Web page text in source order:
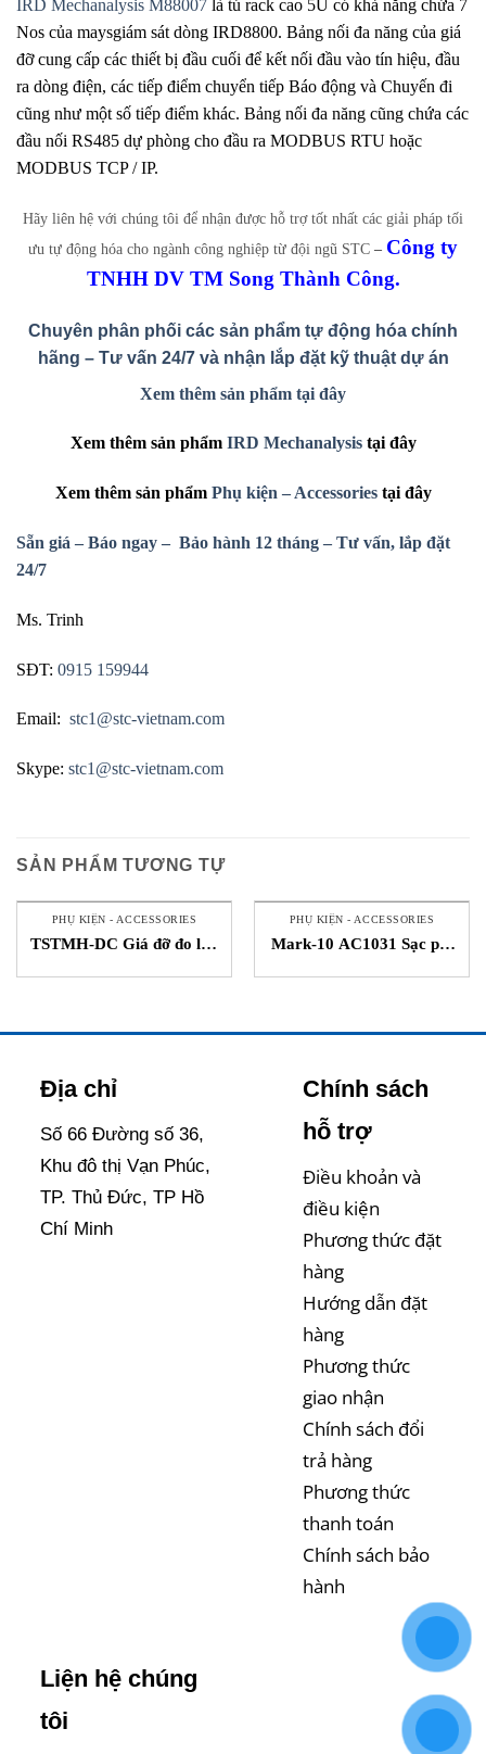
IRD Mechanalysis M88007 là tủ rack cao 5U có khả năng chứa 7
Nos của maysgiám sát dòng IRD8800. Bảng nối đa năng của giá
đỡ cung cấp các thiết bị đầu cuối để kết nối đầu vào tín hiệu, đầu
ra dòng điện, các tiếp điểm chuyển tiếp Báo động và Chuyến đi
cũng như một số tiếp điểm khác. Bảng nối đa năng cũng chứa các
đầu nối RS485 dự phòng cho đầu ra MODBUS RTU hoặc
MODBUS TCP / IP.
Hãy liên hệ với chúng tôi để nhận được hỗ trợ tốt nhất các giải pháp tối
ưu tự động hóa cho ngành công nghiệp từ đội ngũ STC – Công ty
TNHH DV TM Song Thành Công.
Chuyên phân phối các sản phẩm tự động hóa chính
hãng – Tư vấn 24/7 và nhận lắp đặt kỹ thuật dự án
Xem thêm sản phẩm tại đây
Xemthêm sản phẩm IRD Mechanalysistại đây
Xemthêm sản phẩm Phụ kiện – Accessories tại đây
Sẵn giá – Báo ngay – Bảo hành 12 tháng – Tư vấn, lắp đặt
24/7
Ms. Trinh
SĐT: 0915 159944
Email: stc1@stc-vietnam.com
Skype: stc1@stc-vietnam.com
SẢN PHẨM TƯƠNG TỰ
PHỤ KIỆN - ACCESSORIES
TSTMH-DC Giá đỡ đo lực
PHỤ KIỆN - ACCESSORIES
Mark-10 AC1031 Sạc pin
Địa chỉ
Số 66 Đường số 36,
Khu đô thị Vạn Phúc,
TP. Thủ Đức, TP Hồ
Chí Minh
Chính sách
hỗ trợ
Điều khoản và
điều kiện
Phương thức đặt
hàng
Hướng dẫn đặt
hàng
Phương thức
giao nhận
Chính sách đổi
trả hàng
Phương thức
thanh toán
Chính sách bảo
hành
Liện hệ chúng
tôi